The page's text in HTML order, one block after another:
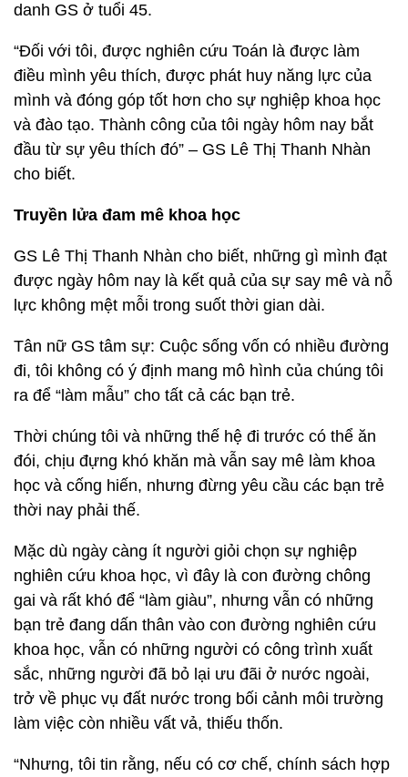
danh GS ở tuổi 45.
“Đối với tôi, được nghiên cứu Toán là được làm
điều mình yêu thích, được phát huy năng lực của
mình và đóng góp tốt hơn cho sự nghiệp khoa học
và đào tạo. Thành công của tôi ngày hôm nay bắt
đầu từ sự yêu thích đó” – GS Lê Thị Thanh Nhàn
cho biết.
Truyền lửa đam mê khoa học
GS Lê Thị Thanh Nhàn cho biết, những gì mình đạt
được ngày hôm nay là kết quả của sự say mê và nỗ
lực không mệt mỗi trong suốt thời gian dài.
Tân nữ GS tâm sự: Cuộc sống vốn có nhiều đường
đi, tôi không có ý định mang mô hình của chúng tôi
ra để “làm mẫu” cho tất cả các bạn trẻ.
Thời chúng tôi và những thế hệ đi trước có thể ăn
đói, chịu đựng khó khăn mà vẫn say mê làm khoa
học và cống hiến, nhưng đừng yêu cầu các bạn trẻ
thời nay phải thế.
Mặc dù ngày càng ít người giỏi chọn sự nghiệp
nghiên cứu khoa học, vì đây là con đường chông
gai và rất khó để “làm giàu”, nhưng vẫn có những
bạn trẻ đang dấn thân vào con đường nghiên cứu
khoa học, vẫn có những người có công trình xuất
sắc, những người đã bỏ lại ưu đãi ở nước ngoài,
trở về phục vụ đất nước trong bối cảnh môi trường
làm việc còn nhiều vất vả, thiếu thốn.
“Nhưng, tôi tin rằng, nếu có cơ chế, chính sách hợp